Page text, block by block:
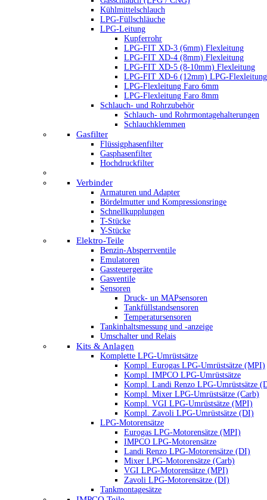
Kühlmittelschlauch
LPG-Füllschläuche
LPG-Leitung
Kupferrohr
LPG-FIT XD-3 (6mm) Flexleitung
LPG-FIT XD-4 (8mm) Flexleitung
LPG-FIT XD-5 (8-10mm) Flexleitung
LPG-FIT XD-6 (12mm) LPG-Flexleitung
LPG-Flexleitung Faro 6mm
LPG-Flexleitung Faro 8mm
Schlauch- und Rohrzubehör
Schlauch- und Rohrmontagehalterungen
Schlauchklemmen
Gasfilter
Flüssigphasenfilter
Gasphasenfilter
Hochdruckfilter
Verbinder
Armaturen und Adapter
Bördelmutter und Kompressionsringe
Schnellkupplungen
T-Stücke
Y-Stücke
Elektro-Teile
Benzin-Absperrventile
Emulatoren
Gassteuergeräte
Gasventile
Sensoren
Druck- un MAPsensoren
Tankfüllstandsensoren
Temperatursensoren
Tankinhaltsmessung und -anzeige
Umschalter und Relais
Kits & Anlagen
Komplette LPG-Umrüstsätze
Kompl. Eurogas LPG-Umrüstsätze (MPI)
Kompl. IMPCO LPG-Umrüstsätze
Kompl. Landi Renzo LPG-Umrüstsätze
Kompl. Mixer LPG-Umrüstsätze (Carb)
Kompl. VGI LPG-Umrüstsätze (MPI)
Kompl. Zavoli LPG-Umrüstsätze (DI)
LPG-Motorensätze
Eurogas LPG-Motorensätze (MPI)
IMPCO LPG-Motorensätze
Landi Renzo LPG-Motorensätze (DI)
Mixer LPG-Motorensätze (Carb)
VGI LPG-Motorensätze (MPI)
Zavoli LPG-Motorensätze (DI)
Tankmontagesätze